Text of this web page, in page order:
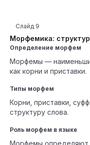
Морфемика:
Слайд 9
Определение морфем
Морфемы —
как корни и приставки.
Типы морфем
Корни, приставки,
структуру слова.
Роль морфем в языке
Морфемы определяют